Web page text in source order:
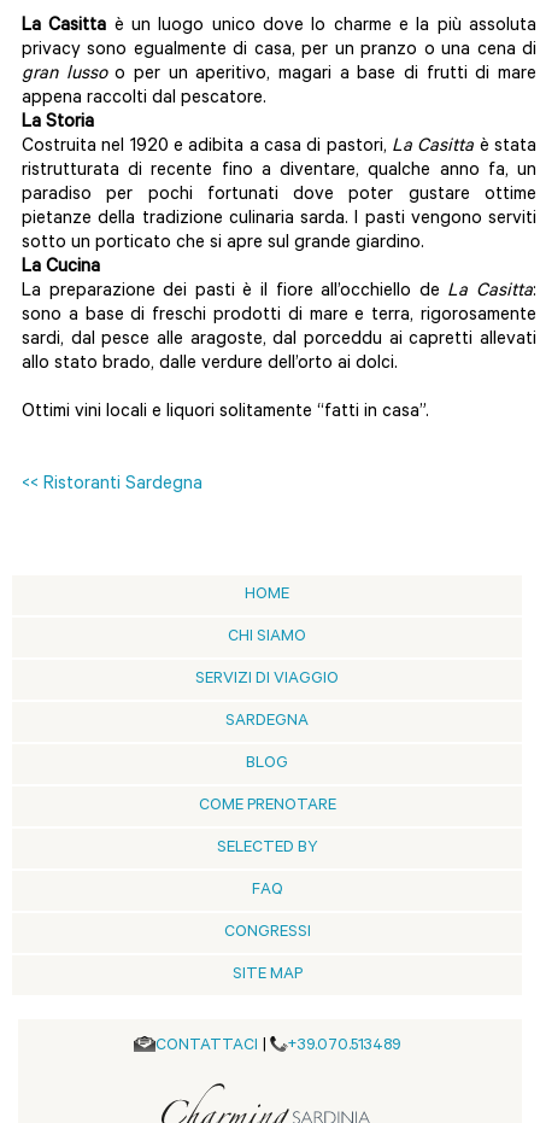
La Casitta è un luogo unico dove lo charme e la più assoluta
privacy sono egualmente di casa, per un pranzo o una cena di
gran lussoo per un aperitivo, magari a base di frutti di mare
appena raccolti dal pescatore.
La Storia
Costruita nel 1920 e adibita a casa di pastori, La Casitta è stata
ristrutturata di recente fino a diventare, qualche anno fa, un
paradiso per pochi fortunati dove poter gustare ottime
pietanze della tradizione culinaria sarda. I pasti vengono serviti
sotto un porticato che si apre sul grande giardino.
La Cucina
La preparazione dei pasti è il fiore all’occhiello de La Casitta:
sono a base di freschi prodotti di mare e terra, rigorosamente
sardi, dal pesce alle aragoste, dal porceddu ai capretti allevati
allo stato brado, dalle verdure dell’orto ai dolci.
Ottimi vini locali e liquori solitamente “fatti in casa”.
<< Ristoranti Sardegna
HOME
CHI SIAMO
SERVIZI DI VIAGGIO
SARDEGNA
BLOG
COME PRENOTARE
SELECTED BY
FAQ
CONGRESSI
SITE MAP
CONTATTACI | +39.070.513489